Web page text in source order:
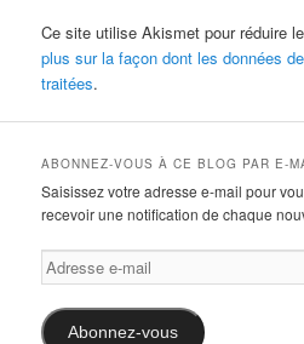
Ce site utilise Akismet pour réduire
plus sur la façon dont les données
traitées.
ABONNEZ-VOUS À CE BLOG PAR E-
Saisissez votre adresse e-mail pour
recevoir une notification de chaque
Adresse
e-
mail
Abonnez-vous